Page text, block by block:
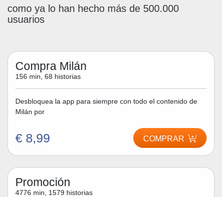
como ya lo han hecho más de 500.000
usuarios
Compra Milán
156 min, 68 historias
Desbloquea la app para siempre con todo el contenido de
Milán por
€ 8,99 COMPRAR
Promoción
4776 min, 1579 historias